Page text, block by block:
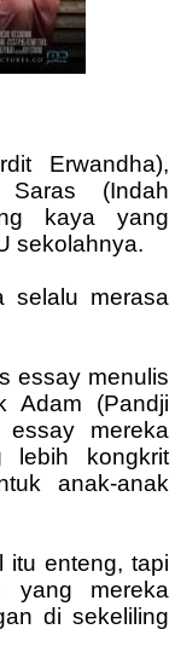
Erwandha),
(Indah
kaya yang
sekolahnya.
selalu merasa
essay menulis
Adam (Pandji
essay mereka
lebih kongkrit
anak-anak
itu enteng, tapi
yang mereka
di sekeliling